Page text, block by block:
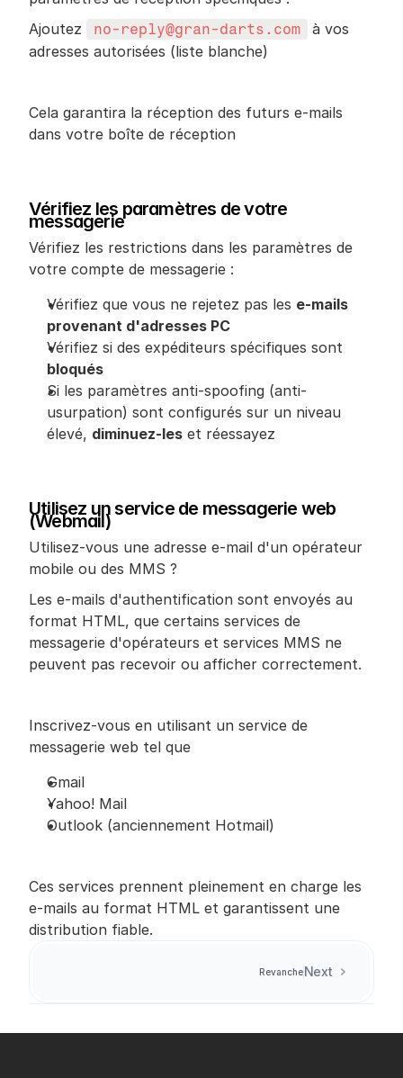
Ajoutez
no-reply@gran-darts.com
à vos
adresses autorisées (liste blanche)
Cela garantira la réception des futurs e-mails
dans votre boîte de réception
Vérifiez les paramètres de votre
messagerie
Vérifiez les restrictions dans les paramètres de
votre compte de messagerie :
Vérifiez que vous ne rejetez pas les e-mails
provenant d'adresses PC
bloqués
Si les paramètres anti-spoofing (anti-
usurpation) sont configurés sur un niveau
élevé, diminuez-les et réessayez
Utilisez un service de messagerie web
(Webmail)
Utilisez-vous une adresse e-mail d'un opérateur
mobile ou des MMS ?
Les e-mails d'authentification sont envoyés au
format HTML, que certains services de
messagerie d'opérateurs et services MMS ne
peuvent pas recevoir ou afficher correctement.
Inscrivez-vous en utilisant un service de
messagerie web tel que
Gmail
Yahoo! Mail
Outlook (anciennement Hotmail)
Ces services prennent pleinement en charge les
e-mails au format HTML et garantissent une
distribution fiable.
Next
Revanche